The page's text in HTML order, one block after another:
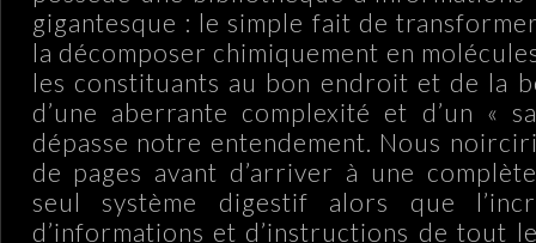
gigantesque : le simple fait de
la décomposer chimiquement en
les constituants au bon endroit et de la
d’une aberrante complexité et d’un «
dépasse notre entendement. Nous
de pages avant d’arriver à une
seul système digestif alors que
d’informations et d’instructions de tout